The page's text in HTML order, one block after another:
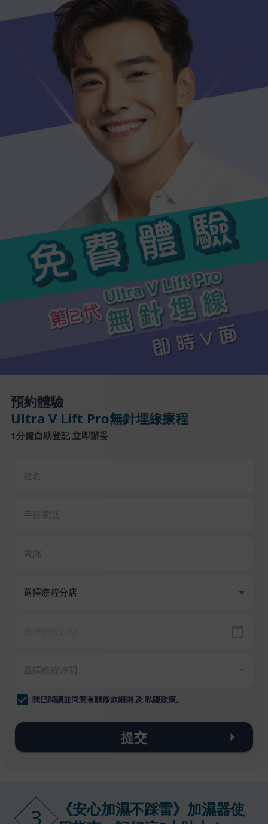
預約體驗
Ultra V Lift Pro無針埋線療程
1分鐘自助登記 立即辦妥
我已閱讀並同意有關條款細則 及 私隱政策。
提交
3
《安心加濕不踩雷》加濕器使